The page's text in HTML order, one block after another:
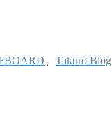
Takuro Blog